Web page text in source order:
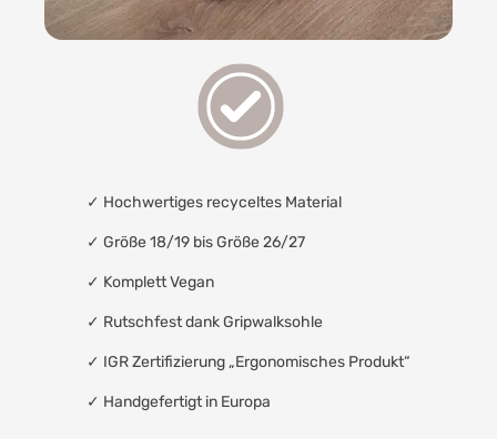
✓ Hochwertiges recyceltes Material
✓ Größe 18/19 bis Größe 26/27
✓ Komplett Vegan
✓ Rutschfest dank Gripwalksohle
✓ IGR Zertifizierung „Ergonomisches Produkt“
✓ Handgefertigt in Europa